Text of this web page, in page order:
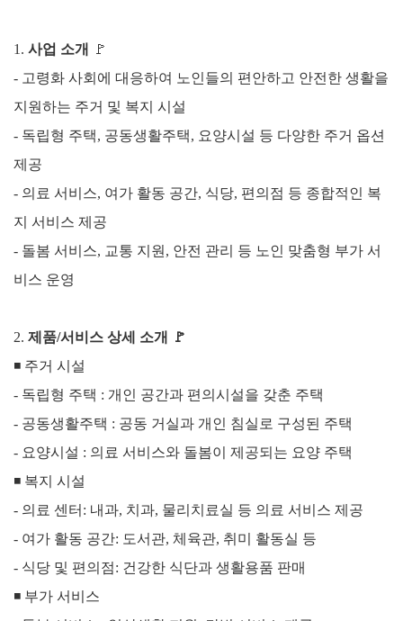
1. 사업 소개
🚩
- 고령화 사회에 대응하여 노인들의 편안하고 안전한 생활을
지원하는 주거 및 복지 시설
- 독립형 주택, 공동생활주택, 요양시설 등 다양한 주거 옵션
제공
- 의료 서비스, 여가 활동 공간, 식당, 편의점 등 종합적인 복
지 서비스 제공
- 돌봄 서비스, 교통 지원, 안전 관리 등 노인 맞춤형 부가 서
비스 운영
2. 제품/서비스 상세 소개
🚩
◾ 주거 시설
- 독립형 주택 : 개인 공간과 편의시설을 갖춘 주택
- 공동생활주택 : 공동 거실과 개인 침실로 구성된 주택
- 요양시설 : 의료 서비스와 돌봄이 제공되는 요양 주택
◾ 복지 시설
- 의료 센터: 내과, 치과, 물리치료실 등 의료 서비스 제공
- 여가 활동 공간: 도서관, 체육관, 취미 활동실 등
- 식당 및 편의점: 건강한 식단과 생활용품 판매
◾ 부가 서비스